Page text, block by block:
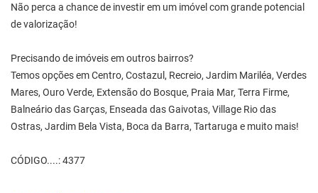
Não perca a chance de investir em um imóvel com grande potencial
de valorização!
Precisando de imóveis em outros bairros?
Temos opções em Centro, Costazul, Recreio, Jardim Mariléa, Verdes
Mares, Ouro Verde, Extensão do Bosque, Praia Mar, Terra Firme,
Balneário das Garças, Enseada das Gaivotas, Village Rio das
Ostras, Jardim Bela Vista, Boca da Barra, Tartaruga e muito mais!
CÓDIGO....: 4377